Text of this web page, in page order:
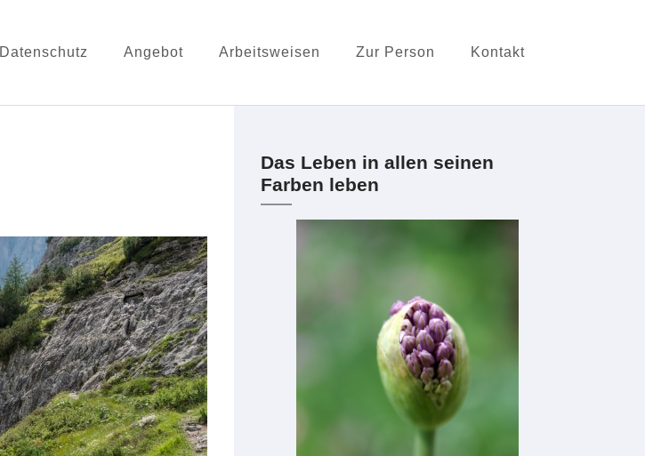
Datenschutz Angebot Arbeitsweisen Zur Person Kontakt
Das Leben in allen seinen
Farben leben